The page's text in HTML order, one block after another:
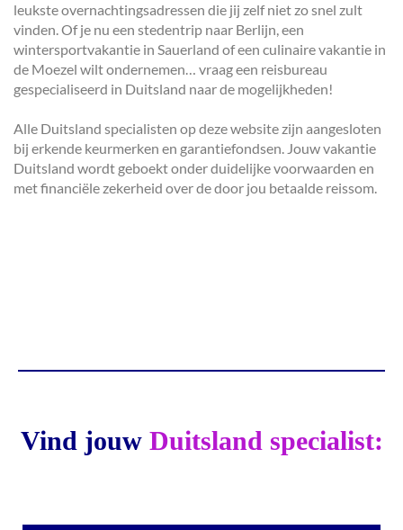
leukste overnachtingsadressen die jij zelf niet zo snel zult
vinden. Of je nu een stedentrip naar Berlijn, een
wintersportvakantie in Sauerland of een culinaire vakantie in
de Moezel wilt ondernemen… vraag een reisbureau
gespecialiseerd in Duitsland naar de mogelijkheden!
Alle Duitsland specialisten op deze website zijn aangesloten
bij erkende keurmerken en garantiefondsen. Jouw vakantie
Duitsland wordt geboekt onder duidelijke voorwaarden en
met financiële zekerheid over de door jou betaalde reissom.
Vind jouw Duitsland specialist: